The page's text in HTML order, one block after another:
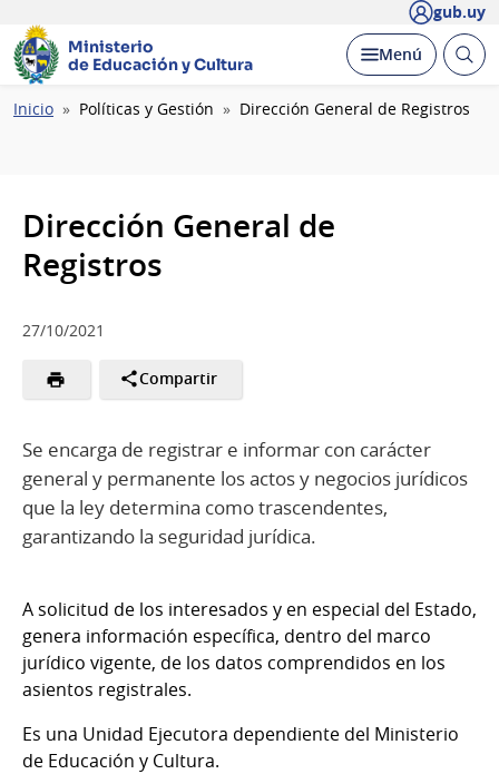
gub.uy
Ministerio
de Educación y Cultura
Desplegar
Menú Abrir
Ruta
Inicio Políticas y Gestión Dirección General de Registros
Dirección General de
Registros
27/10/2021
Compartir
Se encarga de registrar e informar con carácter
general y permanente los actos y negocios jurídicos
que la ley determina como trascendentes,
garantizando la seguridad jurídica.
A solicitud de los interesados y en especial del Estado,
genera información específica, dentro del marco
jurídico vigente, de los datos comprendidos en los
asientos registrales.
Es una Unidad Ejecutora dependiente del Ministerio
de Educación y Cultura.